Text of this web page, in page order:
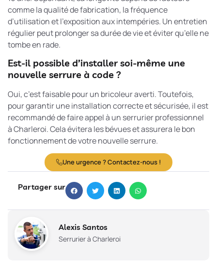
comme la qualité de fabrication, la fréquence
d’utilisation et l’exposition aux intempéries. Un entretien
régulier peut prolonger sa durée de vie et éviter qu’elle ne
tombe en rade.
Est-il possible d’installer soi-même une
nouvelle serrure à code ?
Oui, c’est faisable pour un bricoleur averti. Toutefois,
pour garantir une installation correcte et sécurisée, il est
recommandé de faire appel à un serrurier professionnel
à Charleroi. Cela évitera les bévues et assurera le bon
fonctionnement de votre nouvelle serrure.
Une urgence ? Contactez-nous !
Partager sur
Alexis Santos
Serrurier à Charleroi